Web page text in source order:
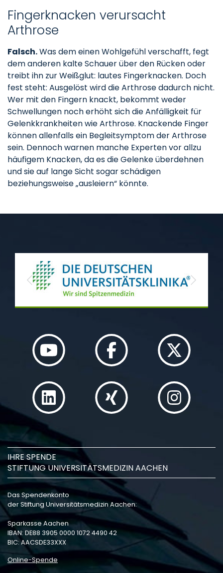
Fingerknacken verursacht
Arthrose
Falsch.Was dem einen Wohlgefühl verschafft, fegt
dem anderen kalte Schauer über den Rücken oder
treibt ihn zur Weißglut: lautes Fingerknacken. Doch
fest steht: Ausgelöst wird die Arthrose dadurch nicht.
Wer mit den Fingern knackt, bekommt weder
Schwellungen noch erhöht sich die Anfälligkeit für
Gelenkkrankheiten wie Arthrose. Knackende Finger
können allenfalls ein Begleitsymptom der Arthrose
sein. Dennoch warnen manche Experten vor allzu
häufigem Knacken, da es die Gelenke überdehnen
und sie auf lange Sicht sogar schädigen
beziehungsweise „ausleiern“ könnte.
Previous Next
IHRE SPENDE
STIFTUNG UNIVERSITÄTSMEDIZIN AACHEN
Das Spendenkonto
der Stiftung Universitätsmedizin Aachen:
Sparkasse Aachen
IBAN: DE88 3905 0000 1072 4490 42
BIC: AACSDE33XXX
Online-Spende